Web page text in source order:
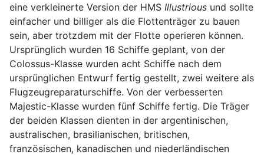
eine verkleinerte Version der HMS Illustrious und sollte
einfacher und billiger als die Flottenträger zu bauen
sein, aber trotzdem mit der Flotte operieren können.
Ursprünglich wurden 16 Schiffe geplant, von der
Colossus-Klasse wurden acht Schiffe nach dem
ursprünglichen Entwurf fertig gestellt, zwei weitere als
Flugzeugreparaturschiffe. Von der verbesserten
Majestic-Klasse wurden fünf Schiffe fertig. Die Träger
der beiden Klassen dienten in der argentinischen,
australischen, brasilianischen, britischen,
französischen, kanadischen und niederländischen